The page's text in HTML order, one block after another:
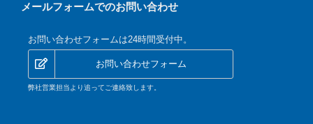
メールフォームでのお問い合わせ
お問い合わせフォームは24時間受付中。
お問い合わせフォーム
弊社営業担当より追ってご連絡致します。